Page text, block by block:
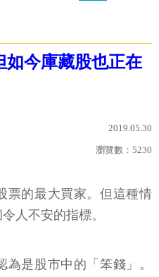
如今庫藏股也正在
2019.05.30
瀏覽數： 5230
票的最大買家。但這種情
人不安的指標。
是股市中的「笨錢」。